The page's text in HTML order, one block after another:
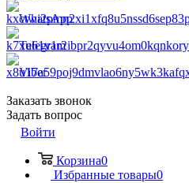
WhatsApp
Telegram
Viber
Заказать звонок
Задать вопрос
Войти
Корзина0
Избранные товары0